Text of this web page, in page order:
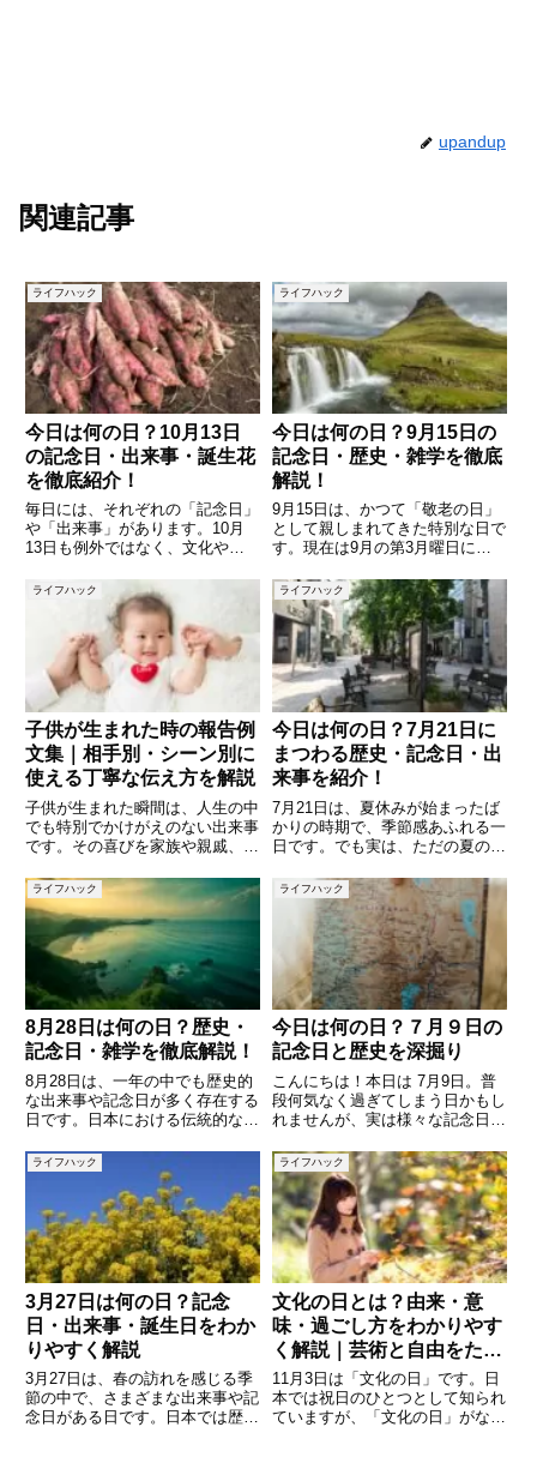
upandup
関連記事
ライフハック
今日は何の日？10月13日
の記念日・出来事・誕生花
を徹底紹介！
毎日には、それぞれの「記念日」
や「出来事」があります。10月
13日も例外ではなく、文化や歴
暮らしに関連する記念日まで、多
彩な日として知られています。こ
の記事では、10月13日に制定さ
れている記念日や過去の出来事
ライフハック
今日は何の日？9月15日の
記念日・歴史・雑学を徹底
解説！
9月15日は、かつて「敬老の日」
として親しまれてきた特別な日で
す。現在は9月の第3月曜日に移
が高齢者を敬う国民の祝日でし
た。また、9月15日には日本国内
外でさまざまな記念日や出来事が
重なっており、歴史や文化を知
ライフハック
子供が生まれた時の報告例
文集｜相手別・シーン別に
使える丁寧な伝え方を解説
子供が生まれた瞬間は、人生の中
でも特別でかけがえのない出来事
です。その喜びを家族や親戚、友
「どのような言葉で伝えればよい
のか」「失礼にあたらない表現は
何か」と悩む方も多いのではない
でしょうか。特に、相手との関係
ライフハック
今日は何の日？7月21日に
まつわる歴史・記念日・出
来事を紹介！
7月21日は、夏休みが始まったば
かりの時期で、季節感あふれる一
日です。でも実は、ただの夏の一
記念日や歴史的な出来事がある日
でもあります。本記事では、「今
日は何の日？」をテーマに、7月
21日に関係する記念日・過去
ライフハック
8月28日は何の日？歴史・
記念日・雑学を徹底解説！
8月28日は、一年の中でも歴史的
な出来事や記念日が多く存在する
日です。日本における伝統的な記
出来事まで、さまざまなエピソー
ドがこの日に刻まれています。こ
の記事では、8月28日にまつわる
代表的な記念日や出来事、さ
ライフハック
今日は何の日？７月９日の
記念日と歴史を深掘り
こんにちは！本日は 7月9日。普
段何気なく過ぎてしまう日かもし
れませんが、実は様々な記念日や
誕生日が詰まった「知るとちょっ
と面白い日」なんです。この記事
では、7月9日にまつわる記念
日・イベント・歴史的なトピック
ライフハック
3月27日は何の日？記念
日・出来事・誕生日をわか
りやすく解説
3月27日は、春の訪れを感じる季
節の中で、さまざまな出来事や記
念日がある日です。日本では歴史
ライフハック
文化の日とは？由来・意
味・過ごし方をわかりやす
く解説｜芸術と自由をたた
える祝日
11月3日は「文化の日」です。日
本では祝日のひとつとして知られ
ていますが、「文化の日」がなぜ